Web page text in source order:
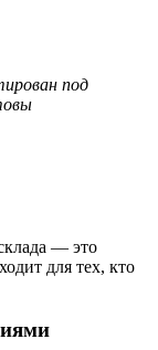
под
— это
для тех, кто